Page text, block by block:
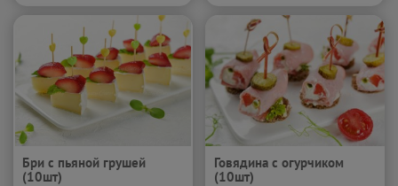
Бри с пьяной грушей
(10шт)
Говядина с огурчиком
(10шт)